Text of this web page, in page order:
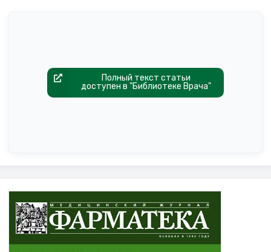
Полный текст статьи
доступен в "Библиотеке Врача"